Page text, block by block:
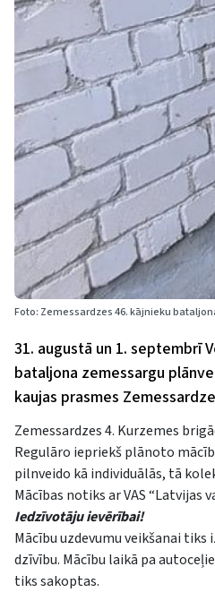
Foto: Zemessardzes 46. kājnieku
31. augustā un 1. septembrī
bataljona zemessargu
kaujas prasmes
Zemessardzes 4. Kurzemes
Regulāro iepriekš plānoto
pilnveido kā individuālās, tā
Mācības notiks ar VAS
Iedzīvotāju ievērībai!
Mācību uzdevumu veikšanai
dzīvību. Mācību laikā pa
tiks sakoptas.